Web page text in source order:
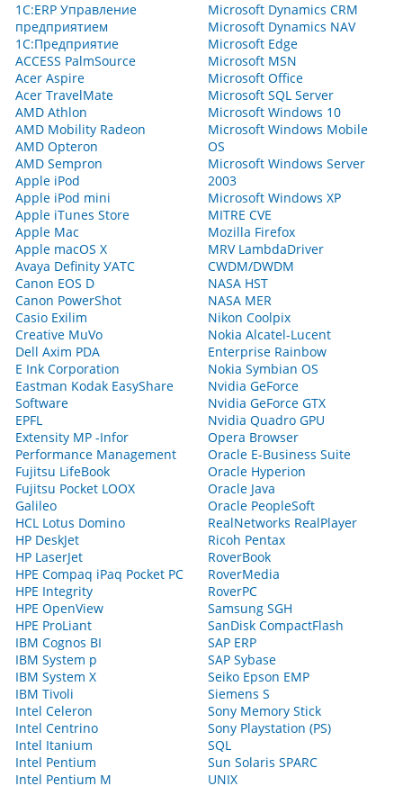
1С:ERP Управление
предприятием
1С:Предприятие
ACCESS PalmSource
Acer Aspire
Acer TravelMate
AMD Athlon
AMD Mobility Radeon
AMD Opteron
AMD Sempron
Apple iPod
Apple iPod mini
Apple iTunes Store
Apple Mac
Apple macOS X
Avaya Definity УАТС
Canon EOS D
Canon PowerShot
Casio Exilim
Creative MuVo
Dell Axim PDA
E Ink Corporation
Eastman Kodak EasyShare
Software
EPFL
Extensity MP -Infor
Performance Management
Fujitsu LifeBook
Fujitsu Pocket LOOX
Galileo
HCL Lotus Domino
HP DeskJet
HP LaserJet
HPE Compaq iPaq Pocket PC
HPE Integrity
HPE OpenView
HPE ProLiant
IBM Cognos BI
IBM System p
IBM System X
IBM Tivoli
Intel Celeron
Intel Centrino
Intel Itanium
Intel Pentium
Intel Pentium M
Microsoft Dynamics CRM
Microsoft Dynamics NAV
Microsoft Edge
Microsoft MSN
Microsoft Office
Microsoft SQL Server
Microsoft Windows 10
Microsoft Windows Mobile
OS
Microsoft Windows Server
2003
Microsoft Windows XP
MITRE CVE
Mozilla Firefox
MRV LambdaDriver
CWDM/DWDM
NASA HST
NASA MER
Nikon Coolpix
Nokia Alcatel-Lucent
Enterprise Rainbow
Nokia Symbian OS
Nvidia GeForce
Nvidia GeForce GTX
Nvidia Quadro GPU
Opera Browser
Oracle E-Business Suite
Oracle Hyperion
Oracle Java
Oracle PeopleSoft
RealNetworks RealPlayer
Ricoh Pentax
RoverBook
RoverMedia
RoverPC
Samsung SGH
SanDisk CompactFlash
SAP ERP
SAP Sybase
Seiko Epson EMP
Siemens S
Sony Memory Stick
Sony Playstation (PS)
SQL
Sun Solaris SPARC
UNIX